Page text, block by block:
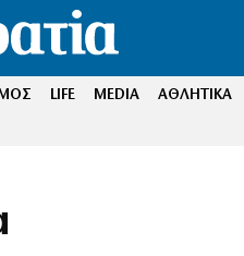
LIFE MEDIA ΑΘΛΗΤΙΚΑ